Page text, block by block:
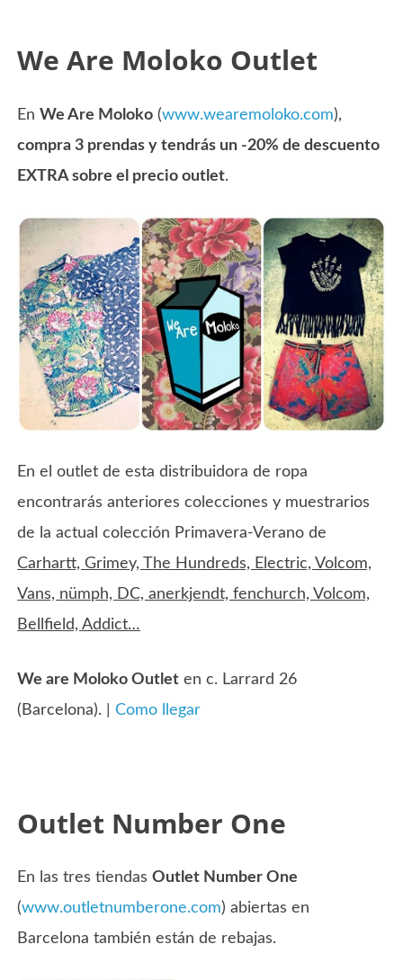
We Are Moloko Outlet
EnWe Are Moloko (www.wearemoloko.com),
compra 3 prendas y tendrás un -20% de descuento
EXTRA sobre el precio outlet.
En el outlet de esta distribuidora de ropa
encontrarás anteriores colecciones y muestrarios
de la actual colección Primavera-Verano de
Carhartt, Grimey, The Hundreds, Electric, Volcom,
Vans, nümph, DC, anerkjendt, fenchurch, Volcom,
Bellfield, Addict…
We are Moloko Outlet en c. Larrard 26
(Barcelona). |Como llegar
Outlet Number One
En las tres tiendasOutlet Number One
(www.outletnumberone.com) abiertas en
Barcelona también están de rebajas.